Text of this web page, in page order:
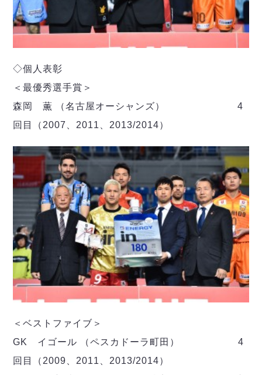
◇個人表彰
＜最優秀選手賞＞
森岡 薫 （名古屋オーシャンズ） 4
回目（2007、2011、2013/2014）
＜ベストファイブ＞
GK イゴール （ペスカドーラ町田） 4
回目（2009、2011、2013/2014）